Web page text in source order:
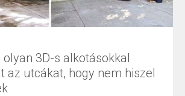
olyan 3D-s alkotásokkal
az utcákat, hogy nem hiszel